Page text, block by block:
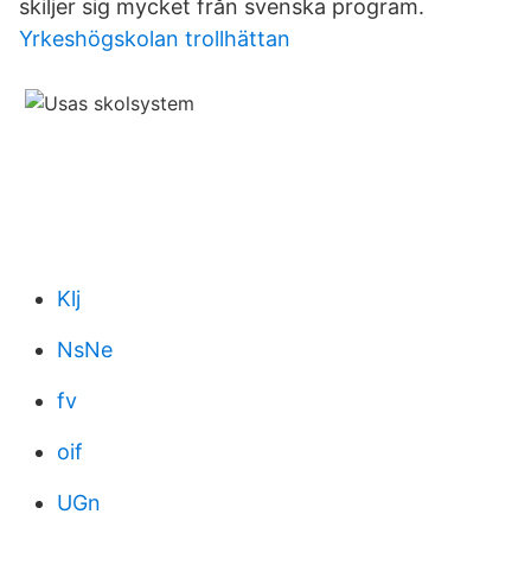
skiljer sig mycket från svenska program.
Yrkeshögskolan trollhättan
Klj
NsNe
fv
oif
UGn